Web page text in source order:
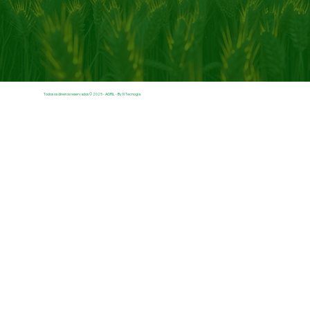
Todos os direiros reservados © 2025 - AGRIL - By N Tecnogia